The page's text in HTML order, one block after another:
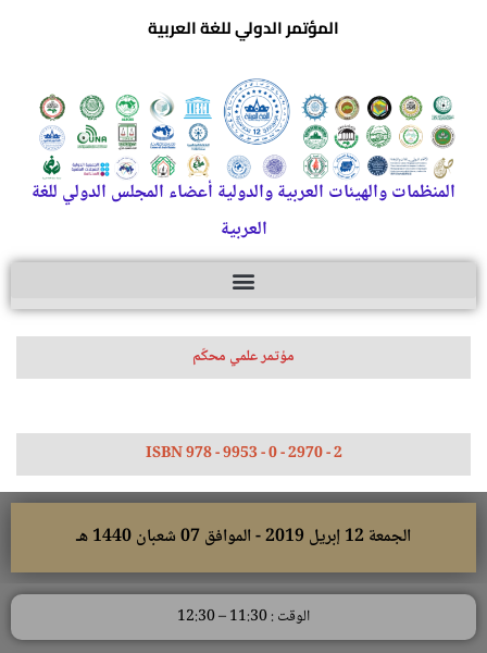
المؤتمر الدولي للغة العربية
المنظمات والهيئات العربية والدولية أعضاء المجلس الدولي للغة
العربية
مؤتمر علمي محكّم
ISBN 978 - 9953 - 0 - 2970 - 2
الجمعة 12 إبريل 2019 - الموافق 07 شعبان 1440 هـ
الوقت : 11:30 – 12:30